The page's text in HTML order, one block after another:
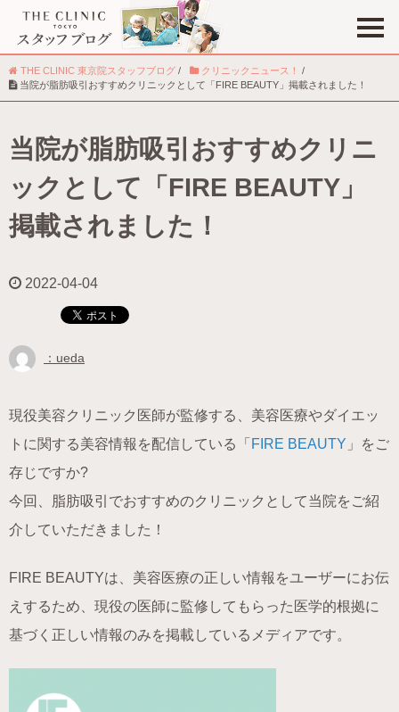
THE CLINIC 東京院スタッフブログ / クリニックニュース！
/
当院が脂肪吸引おすすめクリニックとして「FIRE BEAUTY」掲載されました！
当院が脂肪吸引おすすめクリニ
ックとして「FIRE BEAUTY」
掲載されました！
2022-04-04
：ueda
現役美容クリニック医師が監修する、美容医療やダイエッ
トに関する美容情報を配信している「 FIRE BEAUTY 」をご
存じですか?
今回、脂肪吸引でおすすめのクリニックとして当院をご紹
介していただきました！
FIRE BEAUTYは、美容医療の正しい情報をユーザーにお伝
えするため、現役の医師に監修してもらった医学的根拠に
基づく正しい情報のみを掲載しているメディアです。
職種
趣味